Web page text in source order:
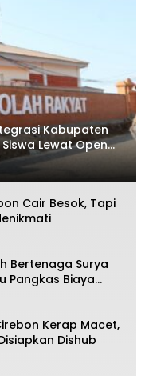
Kabupaten
Lewat Open
Cair Besok, Tapi
Bertenaga Surya
Pangkas Biaya
Kerap Macet,
Dishub